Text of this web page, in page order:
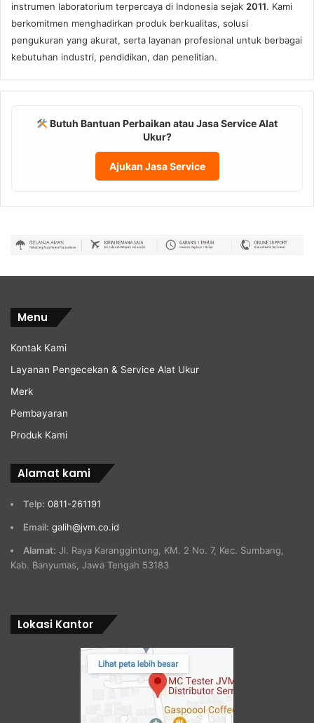
instrumen laboratorium terpercaya di Indonesia sejak 2011. Kami
berkomitmen menghadirkan produk berkualitas, solusi
pengukuran yang akurat, serta layanan profesional untuk berbagai
kebutuhan industri, pendidikan, dan penelitian.
Butuh Bantuan Perbaikan atau Jasa Service Alat
Ukur?
Ajukan Jasa Service
Menu
Kontak Kami
Layanan Pengecekan & Service Alat Ukur
Merk
Pembayaran
Produk Kami
Alamat kami
Telp: 0811-261191
Email: galih@jvm.co.id
Alamat: Jl. Raya Karanggintung, KM. 2 No. 7, Kec. Sumbang,
Kab. Banyumas, Jawa Tengah 53183
Lokasi Kantor